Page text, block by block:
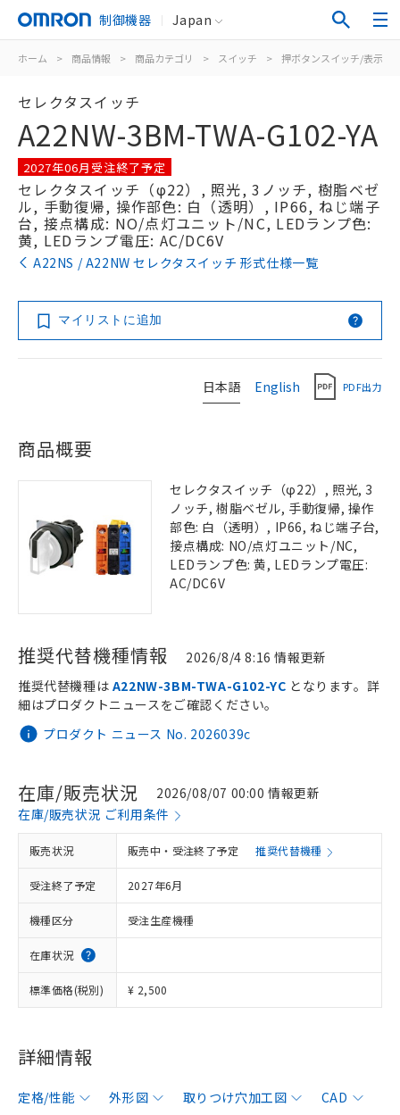
制御機器 Japan
ホーム > 商品情報 > 商品カテゴリ > スイッチ > 押ボタンスイッチ/表示灯
セレクタスイッチ
A22NW-3BM-TWA-G102-YA
2027年06月受注終了予定
セレクタスイッチ（φ22）, 照光, 3ノッチ, 樹脂ベゼ
ル, 手動復帰, 操作部色: 白（透明）, IP66, ねじ端子
台, 接点構成: NO/点灯ユニット/NC, LEDランプ色:
黄, LEDランプ電圧: AC/DC6V
A22NS / A22NW セレクタスイッチ 形式仕様一覧
マイリストに追加
日本語 English PDF出力
商品概要
セレクタスイッチ（φ22）, 照光, 3
ノッチ, 樹脂ベゼル, 手動復帰, 操作
部色: 白（透明）, IP66, ねじ端子台,
接点構成: NO/点灯ユニット/NC,
LEDランプ色: 黄, LEDランプ電圧:
AC/DC6V
推奨代替機種情報 2026/8/4 8:16 情報更新
プロダクト ニュース No. 2026039c
推奨代替機種は A22NW-3BM-TWA-G102-YC となります。詳
細はプロダクトニュースをご確認ください。
在庫/販売状況
2026/08/07 00:00 情報更新
在庫/販売状況 ご利用条件
販売状況 販売中・受注終了予定 推奨代替機種
受注終了予定 2027年6月
機種区分 受注生産機種
在庫状況
標準価格(税別) ¥ 2,500
詳細情報
定格/性能 外形図 取りつけ穴加工図
CAD